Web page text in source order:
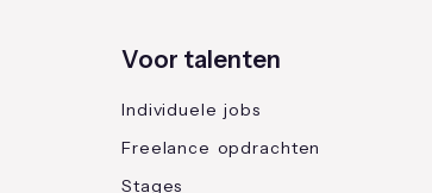
Voor talenten
Individuele jobs
Freelance opdrachten
Stages